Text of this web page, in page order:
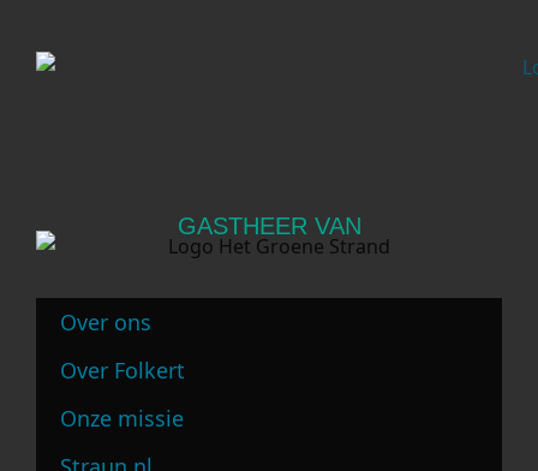
GASTHEER VAN
Over ons
Over Folkert
Onze missie